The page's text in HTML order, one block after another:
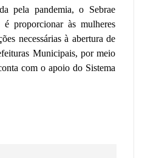
pela pandemia, o Sebrae
proporcionar às mulheres
necessárias à abertura de
Municipais, por meio
com o apoio do Sistema